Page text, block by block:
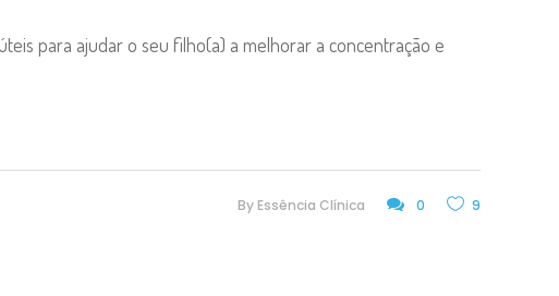
para ajudar o seu filho(a) a melhorar a concentração e
By Essência Clínica 0 9